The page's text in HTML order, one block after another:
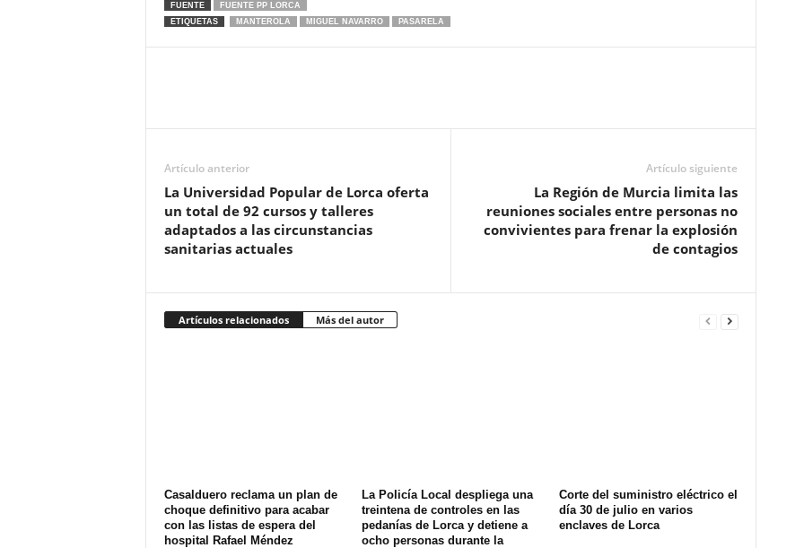
FUENTE
FUENTE PP LORCA
ETIQUETAS
MANTEROLA MIGUEL NAVARRO PASARELA
Artículo anterior
La Universidad Popular de Lorca oferta
un total de 92 cursos y talleres
adaptados a las circunstancias
sanitarias actuales
Artículo siguiente
La Región de Murcia limita las
reuniones sociales entre personas no
convivientes para frenar la explosión
de contagios
Artículos relacionados Más del autor
Casalduero reclama un plan de
choque definitivo para acabar
con las listas de espera del
hospital Rafael Méndez
La Policía Local despliega una
treintena de controles en las
pedanías de Lorca y detiene a
ocho personas durante la
Corte del suministro eléctrico el
día 30 de julio en varios
enclaves de Lorca